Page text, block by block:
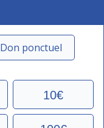
Don ponctuel
10€